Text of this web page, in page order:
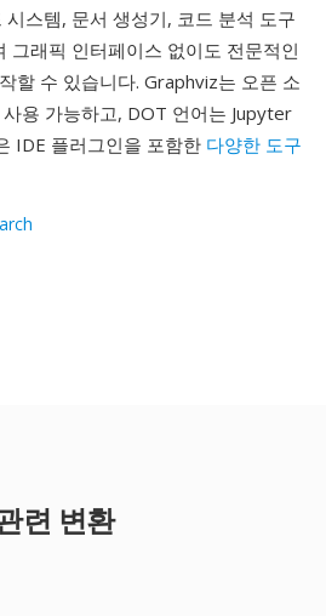
스템, 문서 생성기, 코드 분석 도구
그래픽 인터페이스 없이도 전문적인
할 수 있습니다. Graphviz는 오픈 소
용 가능하고, DOT 언어는 Jupyter
IDE 플러그인을 포함한 다양한 도구
련 변환